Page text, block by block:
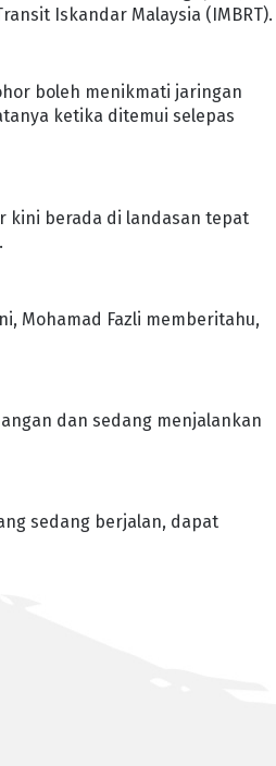
Iskandar Malaysia (IMBRT).
boleh menikmati jaringan
ketika ditemui selepas
kini berada di landasan tepat
Mohamad Fazli memberitahu,
dan sedang menjalankan
sedang berjalan, dapat